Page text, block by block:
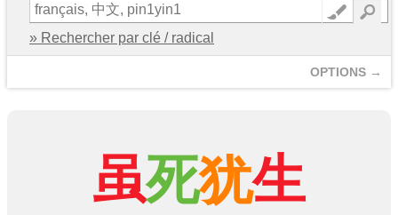
» Rechercher par clé / radical
OPTIONS →
虽死犹生